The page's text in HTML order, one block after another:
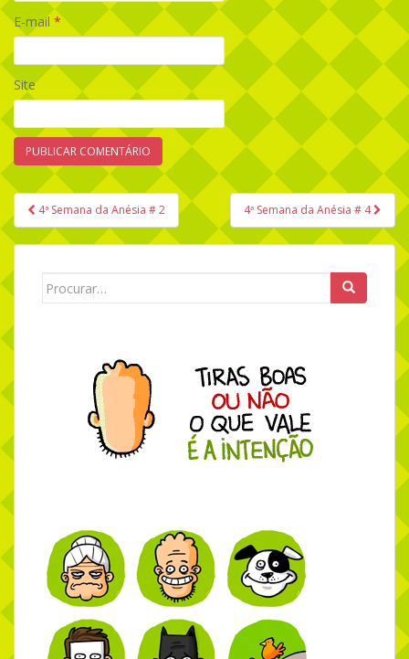
E-mail *
Site
Navegação de Post
4ª Semana da Anésia # 2 4ª Semana da Anésia # 4
Search for: